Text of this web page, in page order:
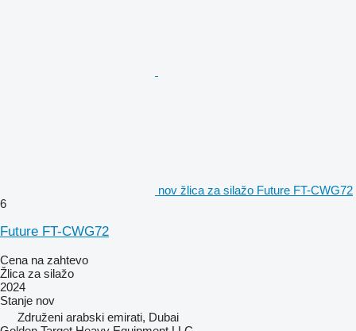
nov žlica za silažo Future FT-CWG72
6
Future FT-CWG72
Cena na zahtevo
Žlica za silažo
2024
Stanje nov
Združeni arabski emirati, Dubai